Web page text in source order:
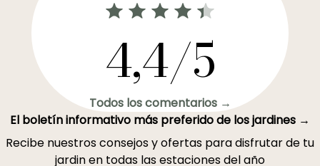
4,4/5
Todos los comentarios →
El boletín informativo más preferido de los jardines →
Recibe nuestros consejos y ofertas para disfrutar de tu
jardin en todas las estaciones del año